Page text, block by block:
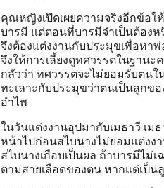
คุณหญิงเปิดเผยความจริงอีกข้อใ
บารมี แต่ตอนที่บารมีจำเป็นต้องห
จึงต้องแต่งงานกับประมุขเพื่อห
จึงให้การเลี้ยงดูทศวรรตในฐาน
กลัวว่า ทศวรรตจะไม่ยอมรับตน
ทะเลาะกับประมุขว่าตนเป็นลูกข
อำไพ
ในวันแต่งงานอุปมากับเมธาวี เม
หน้าไปก่อนสไบนางไม่ยอมแต่งง
สไบนางเกือบเป็นผล ถ้าบารมีไ
ตามสายเลือดของตน หากแต่เป็น